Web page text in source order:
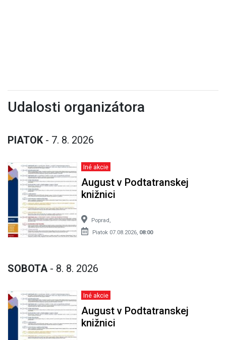
Udalosti organizátora
PIATOK- 7. 8. 2026
Iné akcie
August v Podtatranskej
knižnici
Poprad,
Piatok 07.08.2026, 08:00
SOBOTA- 8. 8. 2026
Iné akcie
August v Podtatranskej
knižnici